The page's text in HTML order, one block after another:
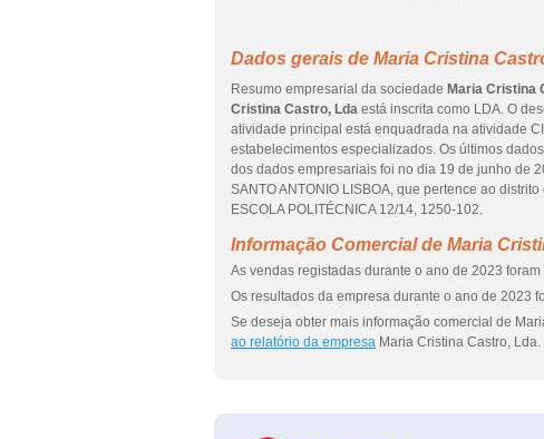
Dados gerais de Maria Cristina
Resumo empresarial da sociedade Maria Cristina
Cristina Castro, Lda está inscrita como LDA. O
atividade principal está enquadrada na atividade
estabelecimentos especializados. Os últimos
dos dados empresariais foi no dia 19 de junho de
SANTO ANTONIO LISBOA, que pertence ao
ESCOLA POLITÉCNICA 12/14, 1250-102.
Informação Comercial de Maria
As vendas registadas durante o ano de 2023
Os resultados da empresa durante o ano de 2023
Se deseja obter mais informação comercial de
ao relatório da empresa Maria Cristina Castro, Lda.